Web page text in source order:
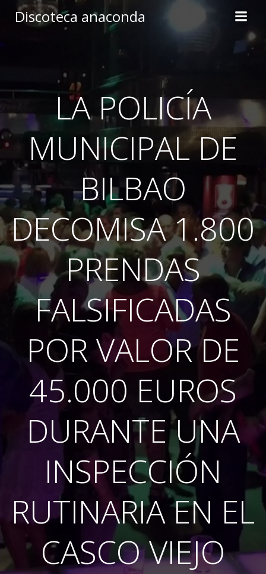
to
Discoteca anaconda
LA POLICÍA
MUNICIPAL DE
BILBAO
DECOMISA 1.800
PRENDAS
FALSIFICADAS
POR VALOR DE
45.000 EUROS
DURANTE UNA
INSPECCIÓN
RUTINARIA EN EL
CASCO VIEJO